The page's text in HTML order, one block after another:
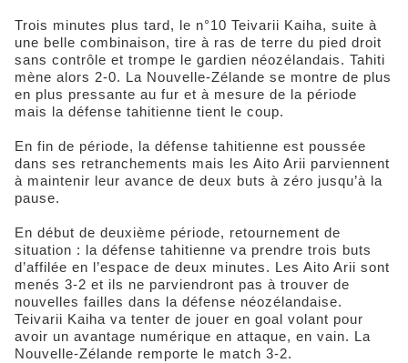
Trois minutes plus tard, le n°10 Teivarii Kaiha, suite à
une belle combinaison, tire à ras de terre du pied droit
sans contrôle et trompe le gardien néozélandais. Tahiti
mène alors 2-0. La Nouvelle-Zélande se montre de plus
en plus pressante au fur et à mesure de la période
mais la défense tahitienne tient le coup.
En fin de période, la défense tahitienne est poussée
dans ses retranchements mais les Aito Arii parviennent
à maintenir leur avance de deux buts à zéro jusqu’à la
pause.
En début de deuxième période, retournement de
situation : la défense tahitienne va prendre trois buts
d’affilée en l’espace de deux minutes. Les Aito Arii sont
menés 3-2 et ils ne parviendront pas à trouver de
nouvelles failles dans la défense néozélandaise.
Teivarii Kaiha va tenter de jouer en goal volant pour
avoir un avantage numérique en attaque, en vain. La
Nouvelle-Zélande remporte le match 3-2.